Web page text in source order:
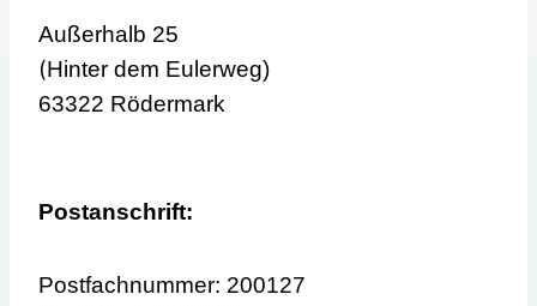
Außerhalb 25
(Hinter dem Eulerweg)
63322 Rödermark
Postanschrift:
Postfachnummer: 200127